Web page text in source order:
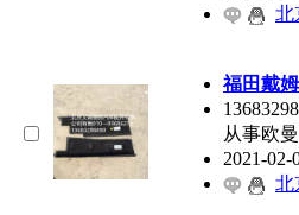
北
福田戴
从事欧
2021-02-
北